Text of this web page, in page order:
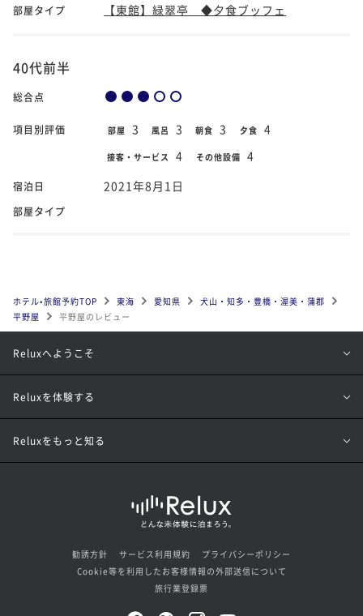
部屋タイプ 【東館】緑翠亭 ◆夕食ブッフェ
40代前半
総合点
項目別評価 部屋 3 風呂 3 朝食 3 夕食 4
接客・サービス 4 その他設備 4
宿泊日 2021年8月1日
部屋タイプ
ホテル•旅館予約TOP 東海 愛知県
犬山・知多・豊橋・渥美・蒲郡
平野屋
平野屋のレビュー
Reluxへようこそ
Reluxを体験する
Reluxをもっと知る
勧誘方針 サービス利用規約
プライバシーポリシー
Cookie等を利用したお客様情報の外部送信について
旅行業登録票